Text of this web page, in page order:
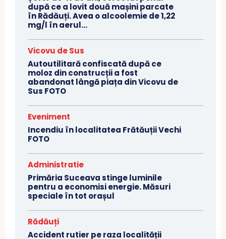
după ce a lovit două mașini parcate
în Rădăuți. Avea o alcoolemie de 1,22
mg/l în aerul...
Vicovu de Sus
Autoutilitară confiscată după ce
moloz din construcții a fost
abandonat lângă piața din Vicovu de
Sus FOTO
Eveniment
Incendiu în localitatea Frătăuții Vechi
FOTO
Administratie
Primăria Suceava stinge luminile
pentru a economisi energie. Măsuri
speciale în tot orașul
Rădăuți
Accident rutier pe raza localității